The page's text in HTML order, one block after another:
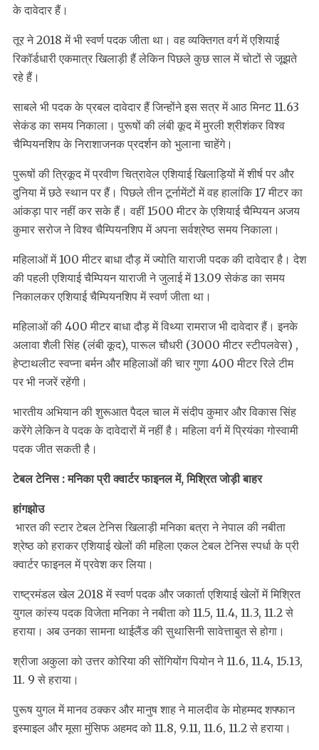
के दावेदार हैं।
तूर ने 2018 में भी स्वर्ण पदक जीता था। वह व्यक्तिगत वर्ग में एशियाई
रिकॉर्डधारी एकमात्र खिलाड़ी हैं लेकिन पिछले कुछ साल में चोटों से जूझते
रहे हैं।
साबले भी पदक के प्रबल दावेदार हैं जिन्होंने इस सत्र में आठ मिनट 11.63
सेकंड का समय निकाला। पुरूषों की लंबी कूद में मुरली श्रीशंकर विश्व
चैम्पियनशिप के निराशाजनक प्रदर्शन को भुलाना चाहेंगे।
पुरूषों की त्रिकूद में प्रवीण चित्रावेल एशियाई खिलाड़ियों में शीर्ष पर और
दुनिया में छठे स्थान पर हैं। पिछले तीन टूर्नामेंटों में वह हालांकि 17 मीटर का
आंकड़ा पार नहीं कर सके हैं। वहीं 1500 मीटर के एशियाई चैम्पियन अजय
कुमार सरोज ने विश्व चैम्पियनशिप में अपना सर्वश्रेष्ठ समय निकाला।
महिलाओं में 100 मीटर बाधा दौड़ में ज्योति याराजी पदक की दावेदार है। देश
की पहली एशियाई चैम्पियन याराजी ने जुलाई में 13.09 सेकंड का समय
निकालकर एशियाई चैम्पियनशिप में स्वर्ण जीता था।
महिलाओं की 400 मीटर बाधा दौड़ में विथ्या रामराज भी दावेदार हैं। इनके
अलावा शैली सिंह (लंबी कूद), पारूल चौधरी (3000 मीटर स्टीपलवेस) ,
हेप्टाथलीट स्वप्ना बर्मन और महिलाओं की चार गुणा 400 मीटर रिले टीम
पर भी नजरें रहेंगी।
भारतीय अभियान की शुरूआत पैदल चाल में संदीप कुमार और विकास सिंह
करेंगे लेकिन वे पदक के दावेदारों में नहीं है। महिला वर्ग में प्रियंका गोस्वामी
पदक जीत सकती है।
टेबल टेनिस : मनिका प्री क्वार्टर फाइनल में, मिश्रित जोड़ी बाहर
हांगझोउ
भारत की स्टार टेबल टेनिस खिलाड़ी मनिका बत्रा ने नेपाल की नबीता
श्रेष्ठ को हराकर एशियाई खेलों की महिला एकल टेबल टेनिस स्पर्धा के प्री
क्वार्टर फाइनल में प्रवेश कर लिया।
राष्ट्रमंडल खेल 2018 में स्वर्ण पदक और जकार्ता एशियाई खेलों में मिश्रित
युगल कांस्य पदक विजेता मनिका ने नबीता को 11.5, 11.4, 11.3, 11.2 से
हराया। अब उनका सामना थाईलैंड की सुथासिनी सावेत्ताबुत से होगा।
श्रीजा अकुला को उत्तर कोरिया की सोंगियोंग पियोन ने 11.6, 11.4, 15.13,
11. 9 से हराया।
पुरूष युगल में मानव ठक्कर और मानुष शाह ने मालदीव के मोहम्मद शफ्फान
इस्माइल और मूसा मुंसिफ अहमद को 11.8, 9.11, 11.6, 11.2 से हराया।